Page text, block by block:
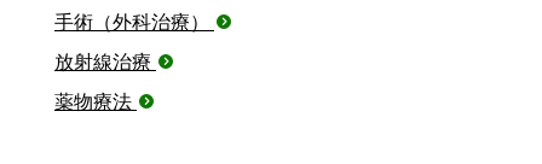
手術（外科治療）
放射線治療
薬物療法